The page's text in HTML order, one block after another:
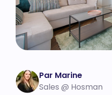
Par Marine
Sales @ Hosman